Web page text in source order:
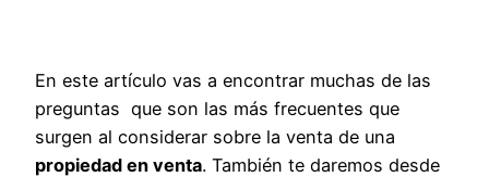
En este artículo vas a encontrar muchas de las
preguntas que son las más frecuentes que
surgen al considerar sobre la venta de una
propiedad en venta. También te daremos desde